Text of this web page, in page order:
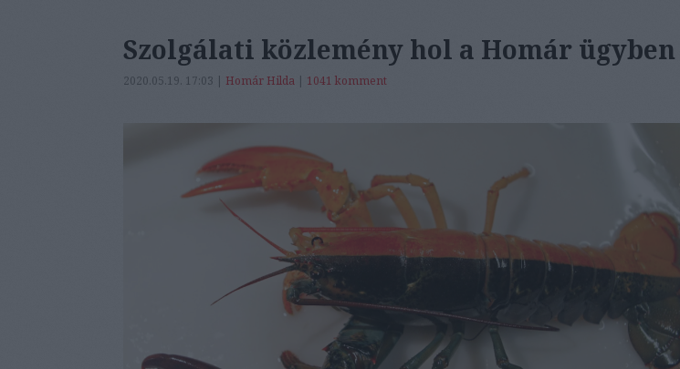
Szolgálati közlemény hol a Homár ügyben
2020.05.19. 17:03 | Homár Hilda | 1041 komment